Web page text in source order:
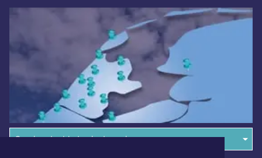
Overige dagbladen in de regio